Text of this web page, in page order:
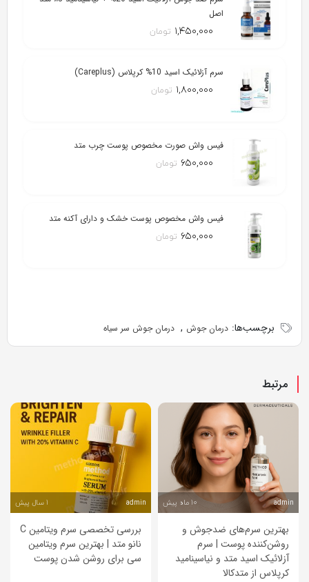
اصل
۱,۴۵۰,۰۰۰ تومان
سرم آزلائیک اسید 10% کرپلاس (Careplus)
۱,۸۰۰,۰۰۰ تومان
فیس واش صورت مخصوص پوست چرب متد
۶۵۰,۰۰۰ تومان
فیس واش مخصوص پوست خشک و دارای آکنه متد
۶۵۰,۰۰۰ تومان
برچسب‌ها: درمان جوش , درمان جوش سر سیاه
مرتبط
admin 10 ماه پیش
بهترین سرم‌های ضدجوش و
روشن‌کننده پوست | سرم
آزلائیک اسید متد و نیاسینامید
کرپلاس از متدکالا
admin 1 سال پیش
بررسی تخصصی سرم ویتامین C
نانو متد | بهترین سرم ویتامین
سی برای روشن شدن پوست